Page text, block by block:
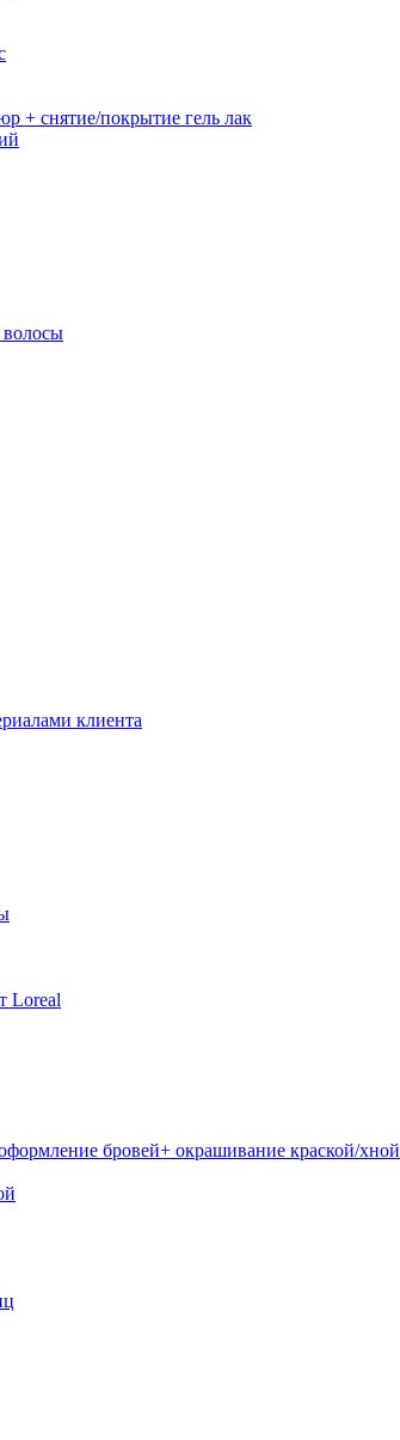
+ снятие/покрытие гель лак
клиента
Loreal
бровей+ окрашивание краской/хной